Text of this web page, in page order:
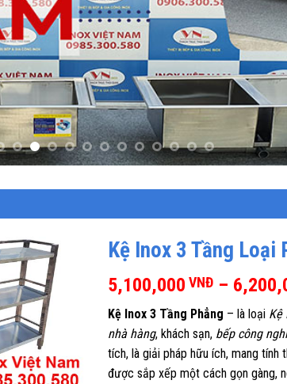
Kệ Inox 3 Tầng Loại
5,100,000 VNĐ–
Kệ Inox 3 Tầng Phẳng – là loại Kệ
nhà hàng, khách sạn, bếp công
tích, là giải pháp hữu ích, mang tính
được sắp xếp một cách gọn gàng,